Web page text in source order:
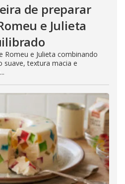
de preparar
e Julieta
Romeu e Julieta combinando
suave, textura macia e